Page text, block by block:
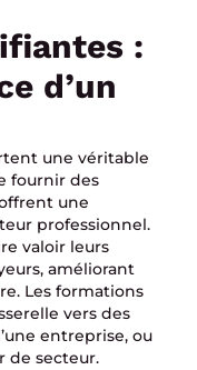
:
d’un
une véritable
fournir des
une
professionnel.
valoir leurs
améliorant
Les formations
vers des
entreprise, ou
de secteur.